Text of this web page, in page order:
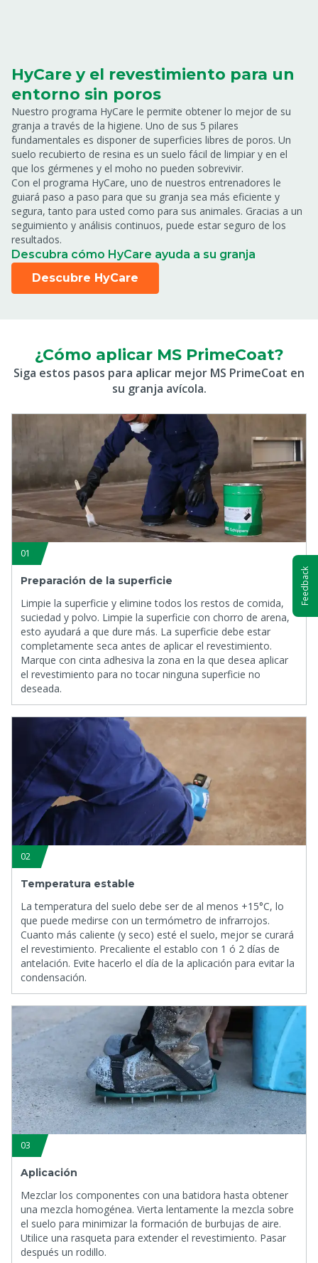
HyCare y el revestimiento para un
entorno sin poros
Nuestro programa HyCare le permite obtener lo mejor de su
granja a través de la higiene. Uno de sus 5 pilares
fundamentales es disponer de superficies libres de poros. Un
suelo recubierto de resina es un suelo fácil de limpiar y en el
que los gérmenes y el moho no pueden sobrevivir.
Con el programa HyCare, uno de nuestros entrenadores le
guiará paso a paso para que su granja sea más eficiente y
segura, tanto para usted como para sus animales. Gracias a un
seguimiento y análisis continuos, puede estar seguro de los
resultados.
Descubra cómo HyCare ayuda a su granja
Descubre HyCare
¿Cómo aplicar MS PrimeCoat?
Siga estos pasos para aplicar mejor MS PrimeCoat en
su granja avícola.
01
Preparación de la superficie
Limpie la superficie y elimine todos los restos de comida,
suciedad y polvo. Limpie la superficie con chorro de arena,
esto ayudará a que dure más. La superficie debe estar
completamente seca antes de aplicar el revestimiento.
Marque con cinta adhesiva la zona en la que desea aplicar
el revestimiento para no tocar ninguna superficie no
deseada.
02
Temperatura estable
La temperatura del suelo debe ser de al menos +15°C, lo
que puede medirse con un termómetro de infrarrojos.
Cuanto más caliente (y seco) esté el suelo, mejor se curará
el revestimiento. Precaliente el establo con 1 ó 2 días de
antelación. Evite hacerlo el día de la aplicación para evitar la
condensación.
03
Aplicación
Mezclar los componentes con una batidora hasta obtener
una mezcla homogénea. Vierta lentamente la mezcla sobre
el suelo para minimizar la formación de burbujas de aire.
Utilice una rasqueta para extender el revestimiento. Pasar
después un rodillo.
Feedback